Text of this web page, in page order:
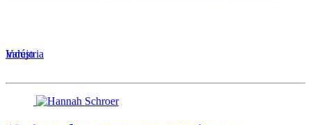
Varejo
Indústria